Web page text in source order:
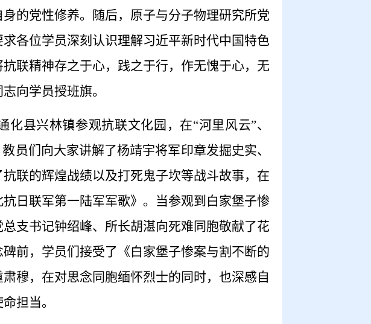
的党性修养。随后，原子与分子物理研究所党
各位学员深刻认识理解习近平新时代中国特色
联精神存之于心，践之于行，作无愧于心，无
向学员授班旗。
县兴林镇参观抗联文化园，在“河里风云”、
员们向大家讲解了杨靖宇将军印章发掘史实、
联的辉煌战绩以及打死鬼子坎等战斗故事，在
日联军第一陆军军歌》。当参观到白家堡子惨
支书记钟绍峰、所长胡湛向死难同胞敬献了花
前，学员们接受了《白家堡子惨案与割不断的
穆，在对思念同胞缅怀烈士的同时，也深感自
担当。